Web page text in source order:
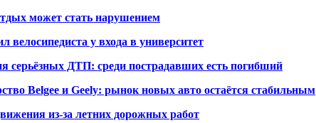
может стать нарушением
у входа в университет
серьёзных ДТП: среди пострадавших есть погибший
Belgee и Geely: рынок новых авто остаётся стабильным
из-за летних дорожных работ